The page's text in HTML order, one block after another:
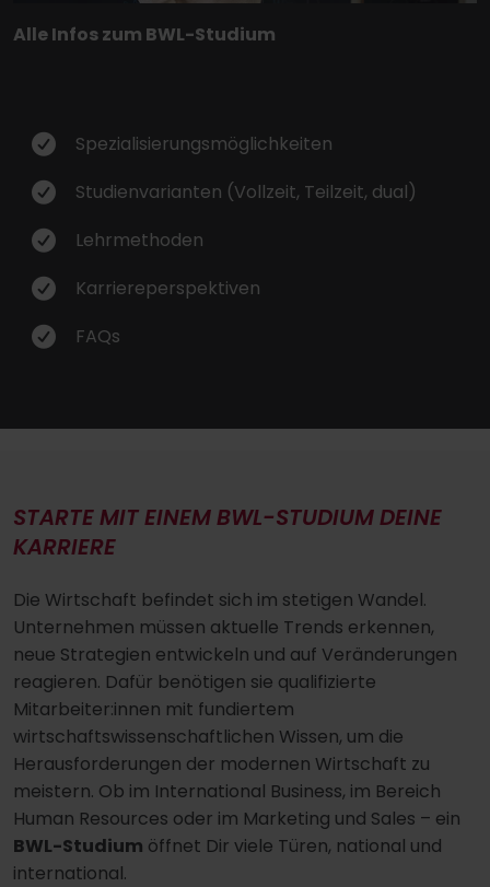
Alle Infos zum BWL-Studium
Spezialisierungsmöglichkeiten
Studienvarianten (Vollzeit, Teilzeit, dual)
Lehrmethoden
Karriereperspektiven
FAQs
STARTE MIT EINEM BWL-STUDIUM DEINE
KARRIERE
Die Wirtschaft befindet sich im stetigen Wandel.
Unternehmen müssen aktuelle Trends erkennen,
neue Strategien entwickeln und auf Veränderungen
reagieren. Dafür benötigen sie qualifizierte
Mitarbeiter:innen mit fundiertem
wirtschaftswissenschaftlichen Wissen, um die
Herausforderungen der modernen Wirtschaft zu
meistern. Ob im International Business, im Bereich
Human Resources oder im Marketing und Sales – ein
BWL-Studium öffnet Dir viele Türen, national und
international.